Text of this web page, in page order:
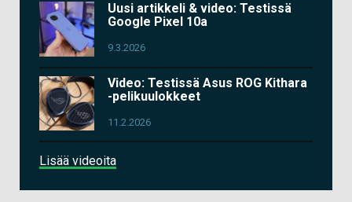
Uusi artikkeli & video: Testissä
Google Pixel 10a
9.3.2026
Video: Testissä Asus ROG Kithara
-pelikuulokkeet
11.2.2026
Lisää videoita